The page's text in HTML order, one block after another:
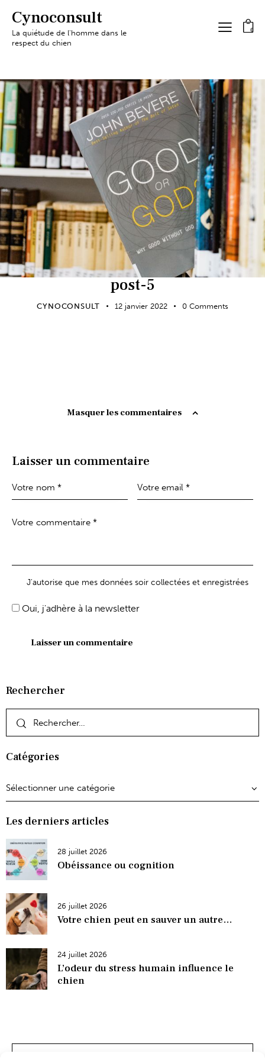
Cynoconsult
La quiétude de l'homme dans le
respect du chien
0
post-5
CYNOCONSULT 12 janvier 2022 0 Comments
Masquer les commentaires
Laisser un commentaire
J'autorise que mes données soir collectées et enregistrées
Oui, j'adhère à la newsletter
Rechercher
Catégories
Les derniers articles
28 juillet 2026
Obéissance ou cognition
26 juillet 2026
Votre chien peut en sauver un autre…
24 juillet 2026
L’odeur du stress humain influence le
chien